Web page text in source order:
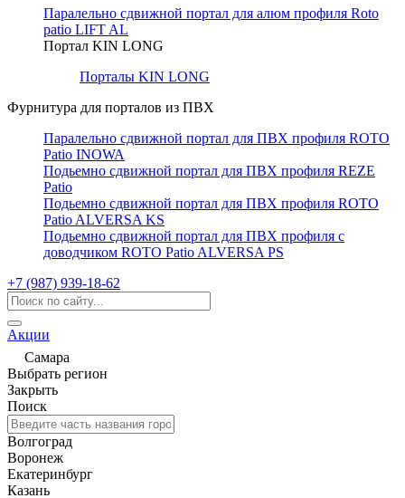
Паралельно сдвижной портал для алюм профиля Roto
patio LIFT AL
Портал KIN LONG
Порталы KIN LONG
Фурнитура для порталов из ПВХ
Паралельно сдвижной портал для ПВХ профиля ROTO
Patio INOWA
Подьемно сдвижной портал для ПВХ профиля REZE
Patio
Подьемно сдвижной портал для ПВХ профиля ROTO
Patio ALVERSA KS
Подьемно сдвижной портал для ПВХ профиля с
доводчиком ROTO Patio ALVERSA PS
+7 (987) 939-18-62
Акции
Самара
Выбрать регион
Закрыть
Поиск
Волгоград
Воронеж
Екатеринбург
Казань